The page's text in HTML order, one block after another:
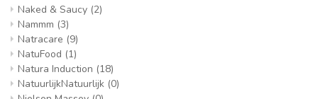
Naked & Saucy (2)
Nammm (3)
Natracare (9)
NatuFood (1)
Natura Induction (18)
NatuurlijkNatuurlijk (0)